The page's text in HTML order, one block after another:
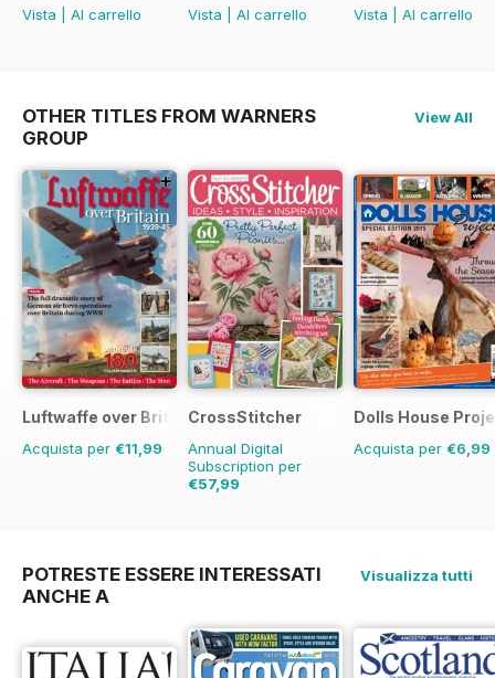
Vista
Al carrello
Vista
Al carrello
Vista
Al carrello
OTHER TITLES FROM WARNERS
GROUP
View All
Luftwaffe over Britain 1939-45
Acquista per €11,99
CrossStitcher
Annual Digital
Subscription per
€57,99
Dolls House
Acquista per €6,99
POTRESTE ESSERE INTERESSATI
ANCHE A
Visualizza tutti